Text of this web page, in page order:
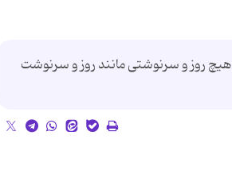
روز و سرنوشتی مانند روز و سرنوشت